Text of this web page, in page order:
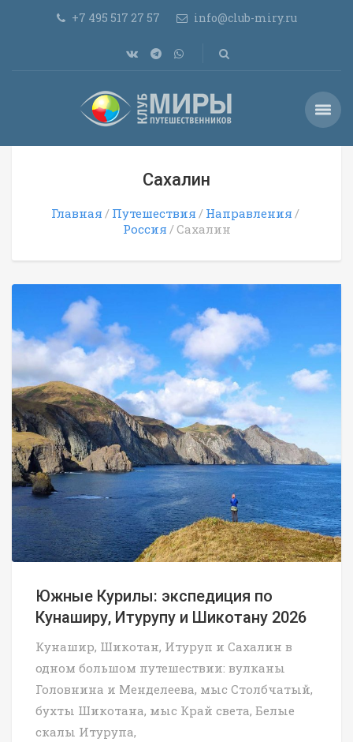
+7 495 517 27 57 info@club-miry.ru
Сахалин
Главная Путешествия
Направления
Россия
Сахалин
Южные Курилы: экспедиция по
Кунаширу, Итурупу и Шикотану 2026
Кунашир, Шикотан, Итуруп и Сахалин в
одном большом путешествии: вулканы
Головнина и Менделеева, мыс Столбчатый,
бухты Шикотана, мыс Край света, Белые
скалы Итурупа,